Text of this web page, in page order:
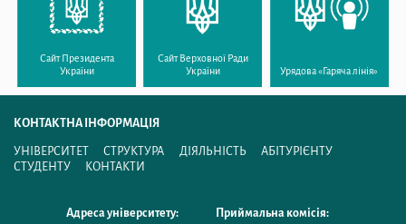
Сайт Президента
України
Сайт Верховної Ради
України
Урядова «Гаряча лінія»
КОНТАКТНА ІНФОРМАЦІЯ
УНІВЕРСИТЕТ СТРУКТУРА ДІЯЛЬНІСТЬ
АБІТУРІЄНТУ
СТУДЕНТУ
КОНТАКТИ
Адреса університету:
Приймальна комісія: